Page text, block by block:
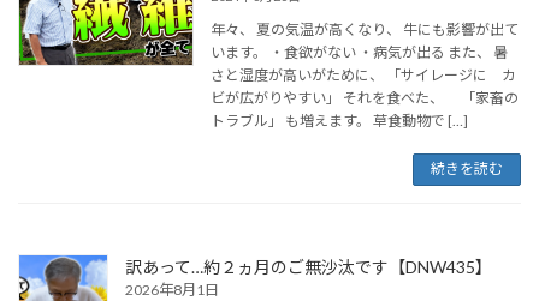
年々、 夏の気温が高くなり、 牛にも影響が出て
います。 ・食欲がない ・病気が出る また、 暑
さと湿度が高いがために、 「サイレージに カ
ビが広がりやすい」 それを食べた、 「家畜の
トラブル」 も増えます。 草食動物で […]
続きを読む
訳あって…約２ヵ月のご無沙汰です【DNW435】
2026年8月1日